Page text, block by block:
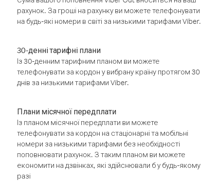
рахунок. За гроші на рахунку ви можете телефонувати
на будь-які номери в світі за низькими тарифами Viber.
30-денні тарифні плани
Із 30-денним тарифним планом ви можете
телефонувати за кордон у вибрану країну протягом 30
днів за низькими тарифами Viber.
Плани місячної передплати
Із планом місячної передплати ви можете
телефонувати за кордон на стаціонарні та мобільні
номери за низькими тарифами без необхідності
поповнювати рахунок. З таким планом ви можете
економити на дзвінках, які здійснювали б у будь-якому
разі